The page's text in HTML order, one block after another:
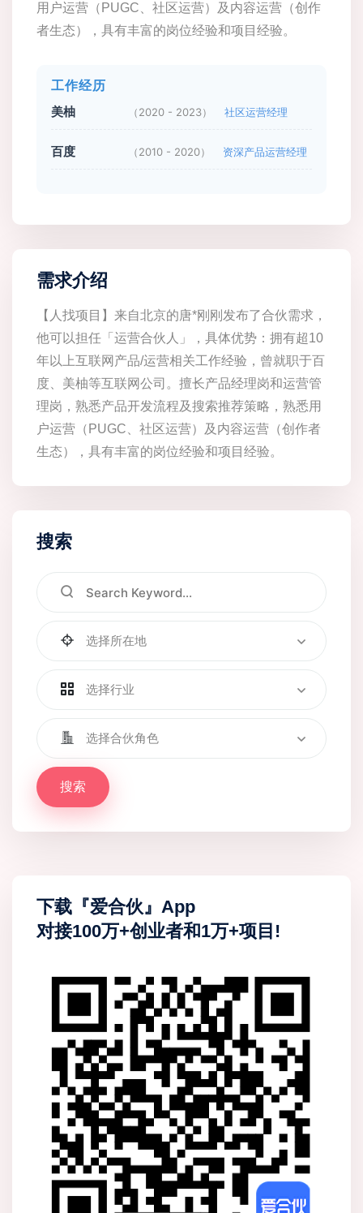
用户运营（PUGC、社区运营）及内容运营（创作
者生态），具有丰富的岗位经验和项目经验。
工作经历
美柚 （2020 - 2023） 社区运营经理
百度 （2010 - 2020） 资深产品运营经理
需求介绍
【人找项目】来自北京的唐*刚刚发布了合伙需求，
他可以担任「运营合伙人」，具体优势：拥有超10
年以上互联网产品/运营相关工作经验，曾就职于百
度、美柚等互联网公司。擅长产品经理岗和运营管
理岗，熟悉产品开发流程及搜索推荐策略，熟悉用
户运营（PUGC、社区运营）及内容运营（创作者
生态），具有丰富的岗位经验和项目经验。
搜索
选择所在地
选择行业
选择合伙角色
搜索
下载『爱合伙』App
对接100万+创业者和1万+项目!